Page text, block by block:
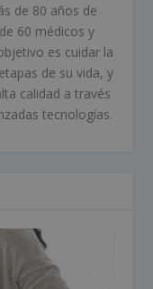
de 80 años de
60 médicos y
es cuidar la
de su vida, y
calidad a través
tecnologías.